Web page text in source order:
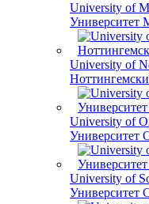
University of
Университет
University of
University of
Университет
University of
Университет